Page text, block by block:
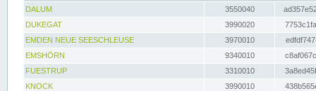
DALUM
3550040
DUKEGAT
3990020
EMDEN NEUE SEESCHLEUSE
3970010
EMSHÖRN
9340010
FUESTRUP
3310010
KNOCK
3990010